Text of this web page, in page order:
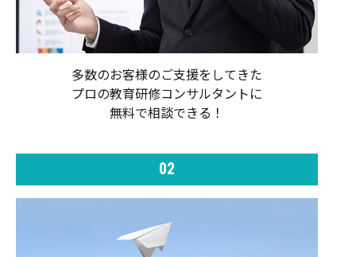
多数のお客様のご支援をしてきた
プロの教育研修コンサルタントに
無料で相談できる！
02